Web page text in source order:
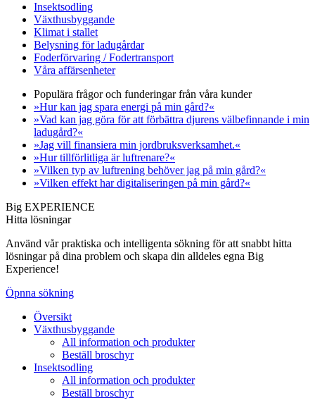
Insektsodling
Växthusbyggande
Klimat i stallet
Belysning för ladugårdar
Foderförvaring / Fodertransport
Våra affärsenheter
Populära frågor och funderingar från våra kunder
»Hur kan jag spara energi på min gård?«
»Vad kan jag göra för att förbättra djurens välbefinnande i min
ladugård?«
»Jag vill finansiera min jordbruksverksamhet.«
»Hur tillförlitliga är luftrenare?«
»Vilken typ av luftrening behöver jag på min gård?«
»Vilken effekt har digitaliseringen på min gård?«
Big EXPERIENCE
Hitta lösningar
Använd vår praktiska och intelligenta sökning för att snabbt hitta
lösningar på dina problem och skapa din alldeles egna Big
Experience!
Öpnna sökning
Översikt
Växthusbyggande
All information och produkter
Beställ broschyr
Insektsodling
All information och produkter
Beställ broschyr